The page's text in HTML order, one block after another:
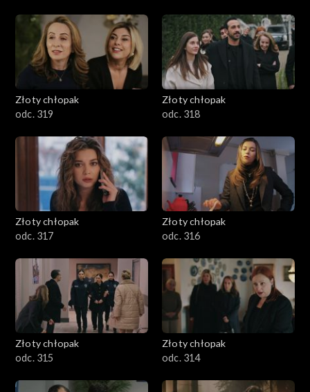
Złoty chłopak
odc. 319
Złoty chłopak
odc. 318
Złoty chłopak
odc. 317
Złoty chłopak
odc. 316
Złoty chłopak
odc. 315
Złoty chłopak
odc. 314